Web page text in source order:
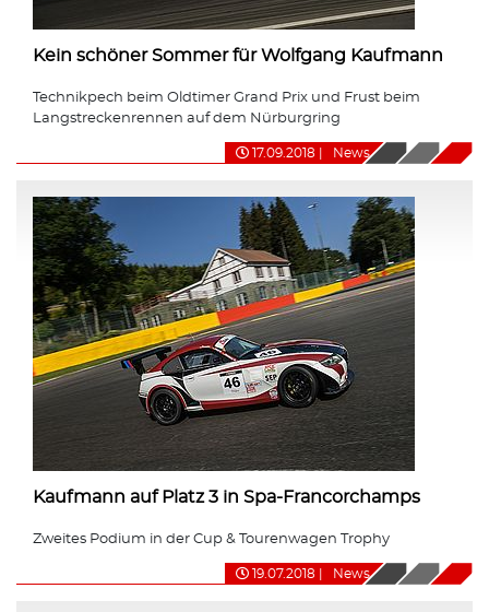
Kein schöner Sommer für Wolfgang Kaufmann
Technikpech beim Oldtimer Grand Prix und Frust beim
Langstreckenrennen auf dem Nürburgring
17.09.2018 News
Kaufmann auf Platz 3 in Spa-Francorchamps
Zweites Podium in der Cup & Tourenwagen Trophy
19.07.2018 News